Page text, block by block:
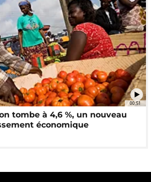
00:51
tombe à 4,6 %, un nouveau
économique